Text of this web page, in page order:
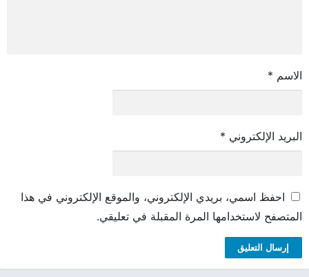
الاسم *
البريد الإلكتروني *
احفظ اسمي، بريدي الإلكتروني، والموقع الإلكتروني في هذا
المتصفح لاستخدامها المرة المقبلة في تعليقي.